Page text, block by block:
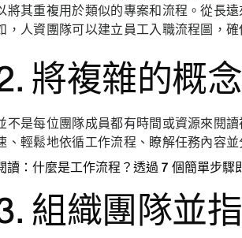
將其重複用於類似的專案和流程。從長
，人資團隊可以建立員工入職流程圖，
將複雜的概
不是每位團隊成員都有時間或資源來閱
、輕鬆地依循工作流程、瞭解任務內容並
讀：什麼是工作流程？透過 7 個簡單步驟
組織團隊並